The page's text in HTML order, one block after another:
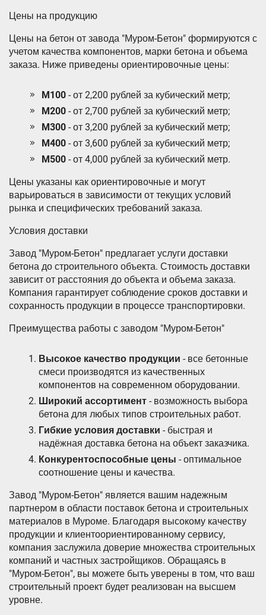
Цены на продукцию
Цены на бетон от завода "Муром-Бетон" формируются с
учетом качества компонентов, марки бетона и объема
заказа. Ниже приведены ориентировочные цены:
M100 - от 2,200 рублей за кубический метр;
M200 - от 2,700 рублей за кубический метр;
M300 - от 3,200 рублей за кубический метр;
M400 - от 3,600 рублей за кубический метр;
M500 - от 4,000 рублей за кубический метр.
Цены указаны как ориентировочные и могут
варьироваться в зависимости от текущих условий
рынка и специфических требований заказа.
Условия доставки
Завод "Муром-Бетон" предлагает услуги доставки
бетона до строительного объекта. Стоимость доставки
зависит от расстояния до объекта и объема заказа.
Компания гарантирует соблюдение сроков доставки и
сохранность продукции в процессе транспортировки.
Преимущества работы с заводом "Муром-Бетон"
Высокое качество продукции - все бетонные
смеси производятся из качественных
компонентов на современном оборудовании.
Широкий ассортимент - возможность выбора
бетона для любых типов строительных работ.
Гибкие условия доставки - быстрая и
надёжная доставка бетона на объект заказчика.
Конкурентоспособные цены - оптимальное
соотношение цены и качества.
Завод "Муром-Бетон" является вашим надежным
партнером в области поставок бетона и строительных
материалов в Муроме. Благодаря высокому качеству
продукции и клиентоориентированному сервису,
компания заслужила доверие множества строительных
компаний и частных застройщиков. Обращаясь в
"Муром-Бетон", вы можете быть уверены в том, что ваш
строительный проект будет реализован на высшем
уровне.